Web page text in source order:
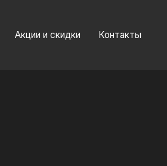
Акции и скидки Контакты